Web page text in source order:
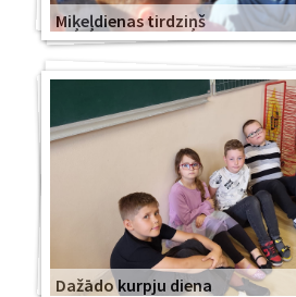
Miķeļdienas tirdziņš
Dažādo kurpju diena